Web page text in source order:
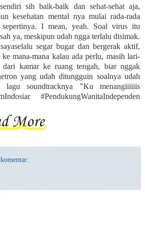
sih baik-baik dan sehat-sehat aja,
kesehatan mental nya mulai rada-rada
sepertinya. I mean, yeah. Soal virus itu
ya, meskipun udah ngga terlalu disimak.
segar bugar dan bergerak aktif,
mana-mana kalau ada perlu, masih lari-
kamar ke ruang tengah, biar nggak
yang udah ditungguin soalnya udah
lagu soundtracknya "Ku menangiiiiiis
#PendukungWanitaIndependen